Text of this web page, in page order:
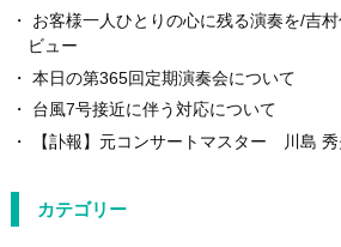
お客様一人ひとりの心に残る演奏を/吉
ビュー
本日の第365回定期演奏会について
台風7号接近に伴う対応について
【訃報】元コンサートマスター 川島 秀
カテゴリー